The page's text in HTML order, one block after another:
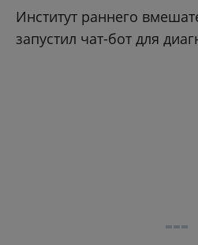
Институт раннего
запустил чат-бот для